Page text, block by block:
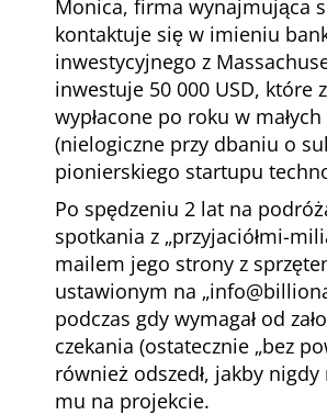
Monica, firma wynajmująca
kontaktuje się w imieniu
inwestycyjnego z
inwestuje 50 000 USD, które
wypłacone po roku w
(nielogiczne przy dbaniu o
pionierskiego startupu
Po spędzeniu 2 lat na
spotkania z przyjaciółmi-
mailem jego strony z
ustawionym na
podczas gdy wymagał od
czekania (ostatecznie bez
również odszedł, jakby nigdy
mu na projekcie.